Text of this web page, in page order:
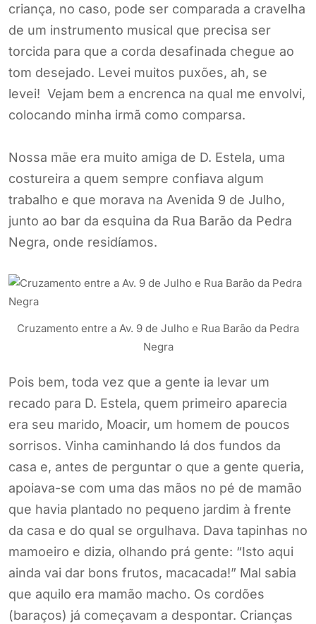
criança, no caso, pode ser comparada a cravelha
de um instrumento musical que precisa ser
torcida para que a corda desafinada chegue ao
tom desejado. Levei muitos puxões, ah, se
levei! Vejam bem a encrenca na qual me envolvi,
colocando minha irmã como comparsa.
Nossa mãe era muito amiga de D. Estela, uma
costureira a quem sempre confiava algum
trabalho e que morava na Avenida 9 de Julho,
junto ao bar da esquina da Rua Barão da Pedra
Negra, onde residíamos.
Cruzamento entre a Av. 9 de Julho e Rua Barão da Pedra
Negra
Pois bem, toda vez que a gente ia levar um
recado para D. Estela, quem primeiro aparecia
era seu marido, Moacir, um homem de poucos
sorrisos. Vinha caminhando lá dos fundos da
casa e, antes de perguntar o que a gente queria,
apoiava-se com uma das mãos no pé de mamão
que havia plantado no pequeno jardim à frente
da casa e do qual se orgulhava. Dava tapinhas no
mamoeiro e dizia, olhando prá gente: “Isto aqui
ainda vai dar bons frutos, macacada!” Mal sabia
que aquilo era mamão macho. Os cordões
(baraços) já começavam a despontar. Crianças